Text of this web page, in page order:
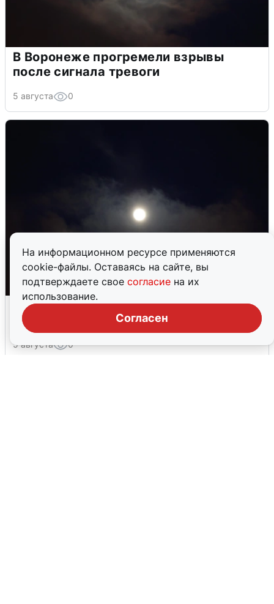
На информационном ресурсе применяются
cookie-файлы. Оставаясь на сайте, вы
подтверждаете свое согласие на их
использование.
Согласен
В Воронеже прогремели взрывы
после сигнала тревоги
5 августа 0
Взрывы в Воронеже после сигнала
тревоги
5 августа 0